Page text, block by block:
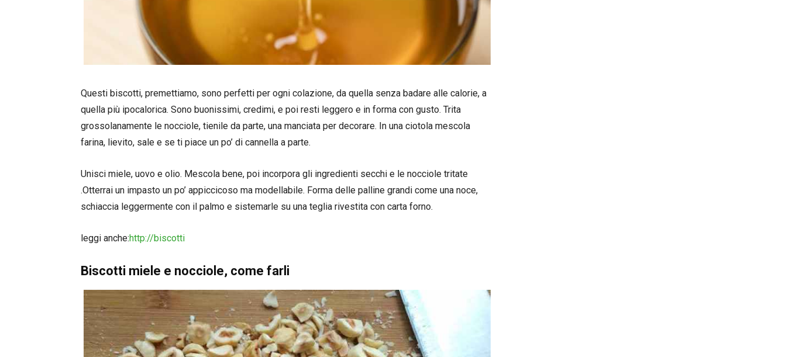
Questi biscotti, premettiamo, sono perfetti per ogni colazione, da quella senza badare alle calorie, a
quella più ipocalorica. Sono buonissimi, credimi, e poi resti leggero e in forma con gusto. Trita
grossolanamente le nocciole, tienile da parte, una manciata per decorare. In una ciotola mescola
farina, lievito, sale e se ti piace un po’ di cannella a parte.
Unisci miele, uovo e olio. Mescola bene, poi incorpora gli ingredienti secchi e le nocciole tritate
.Otterrai un impasto un po’ appiccicoso ma modellabile. Forma delle palline grandi come una noce,
schiaccia leggermente con il palmo e sistemarle su una teglia rivestita con carta forno.
leggi anche:http://biscotti
Biscotti miele e nocciole, come farli